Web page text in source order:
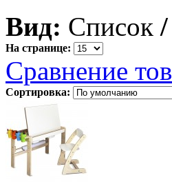
Вид: Список /
На странице:
Сравнение
Сортировка: